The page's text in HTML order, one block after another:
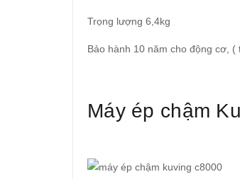
Trọng lượng 6,4kg
Bảo hành 10 năm cho động cơ,
Máy ép chậm